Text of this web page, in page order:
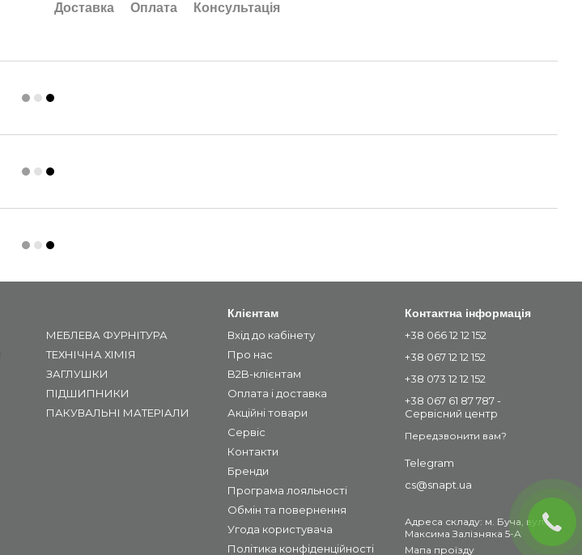
Доставка Оплата Консультація
МЕБЛЕВА ФУРНІТУРА
ТЕХНІЧНА ХІМІЯ
ЗАГЛУШКИ
ПІДШИПНИКИ
ПАКУВАЛЬНІ МАТЕРІАЛИ
Клієнтам
Вхід до кабінету
Про нас
B2B-клієнтам
Оплата і доставка
Акційні товари
Сервіс
Контакти
Бренди
Програма лояльності
Обмін та повернення
Угода користувача
Політика конфіденційності
Контактна інформація
+38 066 12 12 152
+38 067 12 12 152
+38 073 12 12 152
+38 067 61 87 787 -
Сервісний центр
Передзвонити вам?
Telegram
cs@snapt.ua
Адреса складу: м. Буча, вул.
Максима Залізняка 5-А
Мапа проїзду